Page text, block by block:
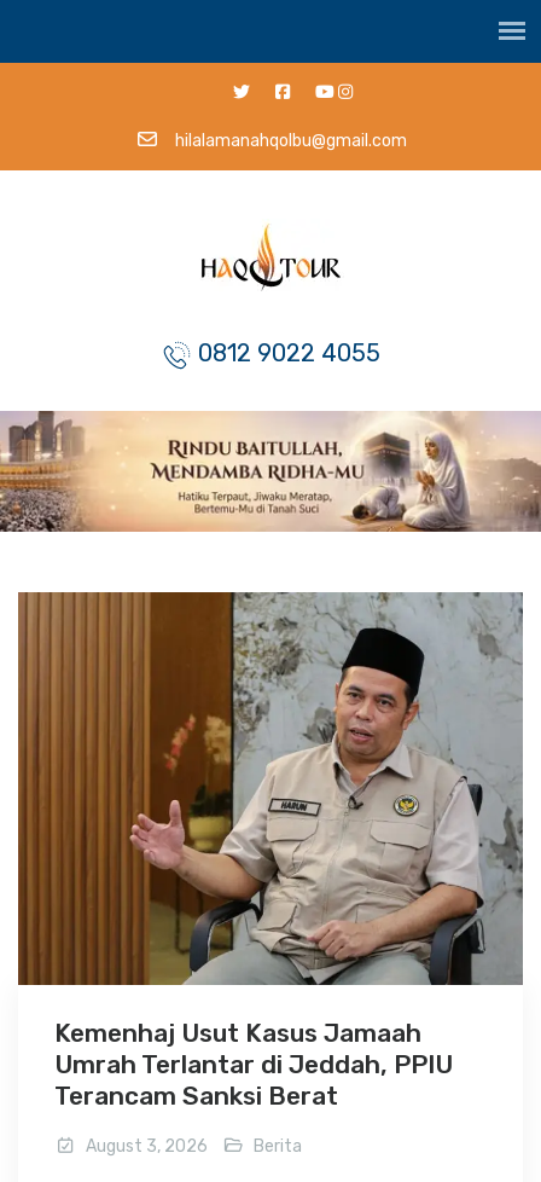
hilalamanahqolbu@gmail.com
0812 9022 4055
Kemenhaj Usut Kasus Jamaah
Umrah Terlantar di Jeddah, PPIU
Terancam Sanksi Berat
August 3, 2026 Berita